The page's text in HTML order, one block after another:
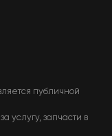
публичной
услугу, запчасти в